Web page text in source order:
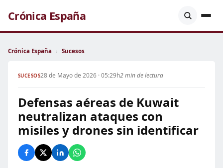
Crónica España
Crónica España › Sucesos
SUCESOS28 de Mayo de 2026 · 05:29h2 min de lectura
Defensas aéreas de Kuwait
neutralizan ataques con
misiles y drones sin identificar